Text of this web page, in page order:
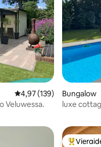
Keskimääräinen arvio
4,97 (139)
Veluwessa.
Bungalow
luxe